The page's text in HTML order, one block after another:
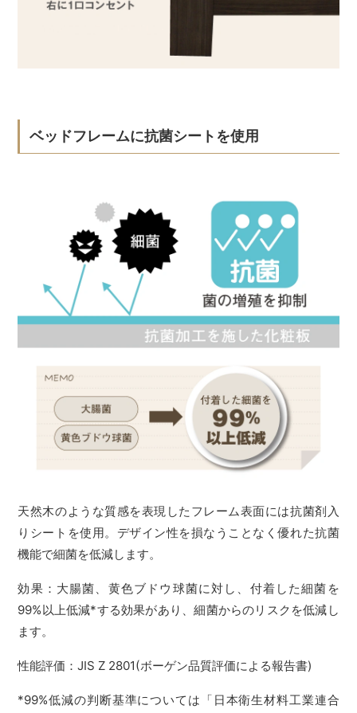
ベッドフレームに抗菌シートを使用
天然木のような質感を表現したフレーム表面には抗菌剤入
りシートを使用。デザイン性を損なうことなく優れた抗菌
機能で細菌を低減します。
効果：大腸菌、黄色ブドウ球菌に対し、付着した細菌を
99%以上低減*する効果があり、細菌からのリスクを低減し
ます。
性能評価：JIS Z 2801(ボーゲン品質評価による報告書)
*99%低減の判断基準については「日本衛生材料工業連合